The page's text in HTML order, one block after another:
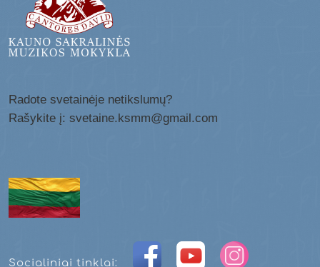
Radote svetainėje netikslumų?
Rašykite į: svetaine.ksmm@gmail.com
Socialiniai tinklai: